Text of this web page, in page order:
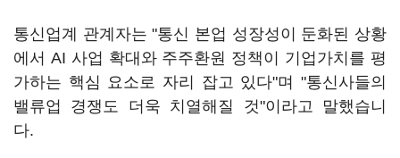
통신업계 관계자는 "통신 본업 성장성이 둔화된 상황
에서 AI 사업 확대와 주주환원 정책이 기업가치를 평
가하는 핵심 요소로 자리 잡고 있다"며 "통신사들의
밸류업 경쟁도 더욱 치열해질 것"이라고 말했습니
다.